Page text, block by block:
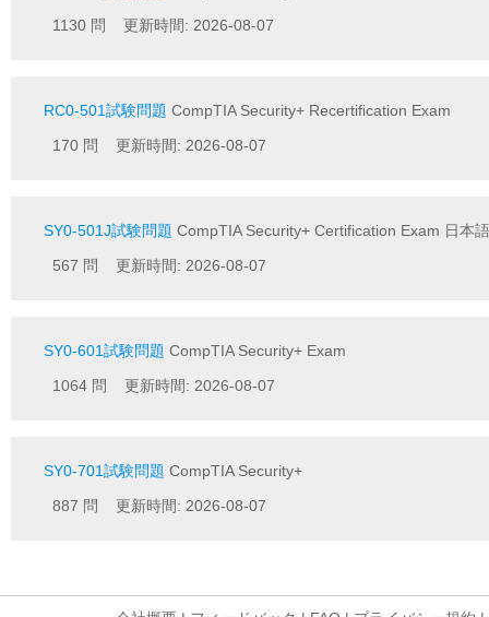
1130 問 更新時間: 2026-08-07
RC0-501試験問題 CompTIA Security+ Recertification Exam
170 問 更新時間: 2026-08-07
SY0-501J試験問題 CompTIA Security+ Certification Exam 日本
567 問 更新時間: 2026-08-07
SY0-601試験問題 CompTIA Security+ Exam
1064 問 更新時間: 2026-08-07
SY0-701試験問題 CompTIA Security+
887 問 更新時間: 2026-08-07